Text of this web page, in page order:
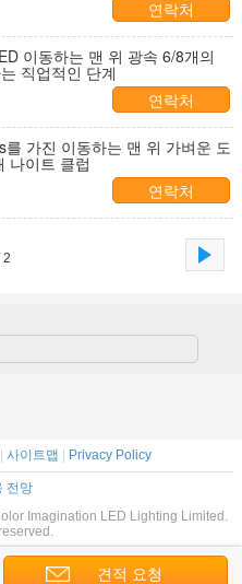
연락처
이동하는 맨 위 광속 6/8개의
직업적인 단계
연락처
를 가진 이동하는 맨 위 가벼운 도
나이트 클럽
연락처
2
견적 요청
사이트맵 Privacy Policy
전망
Imagination LED Lighting Limited.